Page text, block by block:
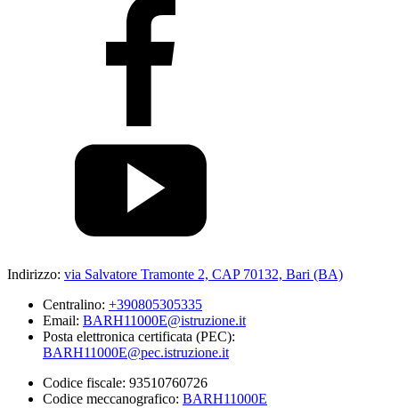
Indirizzo: via Salvatore Tramonte 2, CAP 70132, Bari (BA)
Centralino: +390805305335
Email: BARH11000E@istruzione.it
Posta elettronica certificata (PEC):
BARH11000E@pec.istruzione.it
Codice fiscale: 93510760726
Codice meccanografico: BARH11000E